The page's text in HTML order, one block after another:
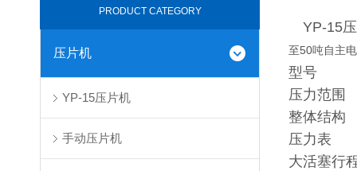
PRODUCT CATEGORY
压片机
YP-15压片机
手动压片机
YP-15
至50吨自主
压力范围
整体结构
压力表
大活塞行